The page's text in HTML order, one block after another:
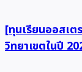
[ทุนเรียนออสเ
วิทยาเขตในปี